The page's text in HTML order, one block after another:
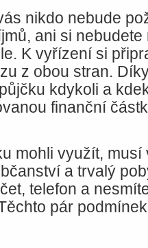
nikdo nebude
ani si nebudete
K vyřízení si
z obou stran.
kdykoli a
finanční
mohli využít, musí
a trvalý
telefon a
pár